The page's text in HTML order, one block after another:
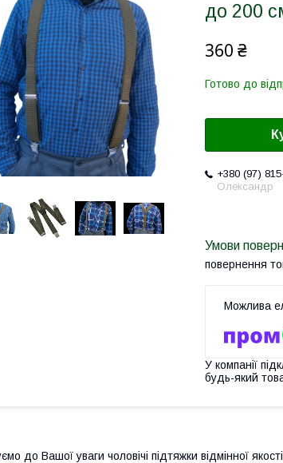
до 200
360 ₴
Готово до
+380 (97)
Олександр
повернення
У компанії
будь-який
до Вашої уваги чоловічі підтяжки відмінної